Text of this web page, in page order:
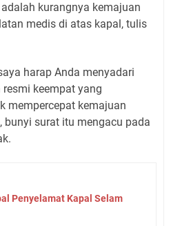
kurangnya kemajuan
medis di atas kapal, tulis
harap Anda menyadari
keempat yang
mempercepat kemajuan
bunyi surat itu mengacu pada
Penyelamat Kapal Selam